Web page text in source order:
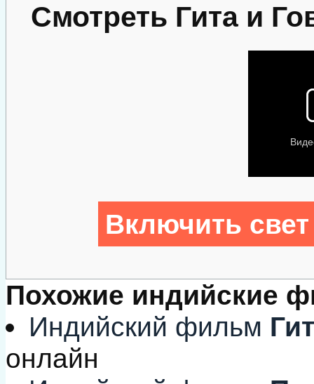
Смотреть Гита и
Включить
Похожие индийские
Индийский фильм
онлайн